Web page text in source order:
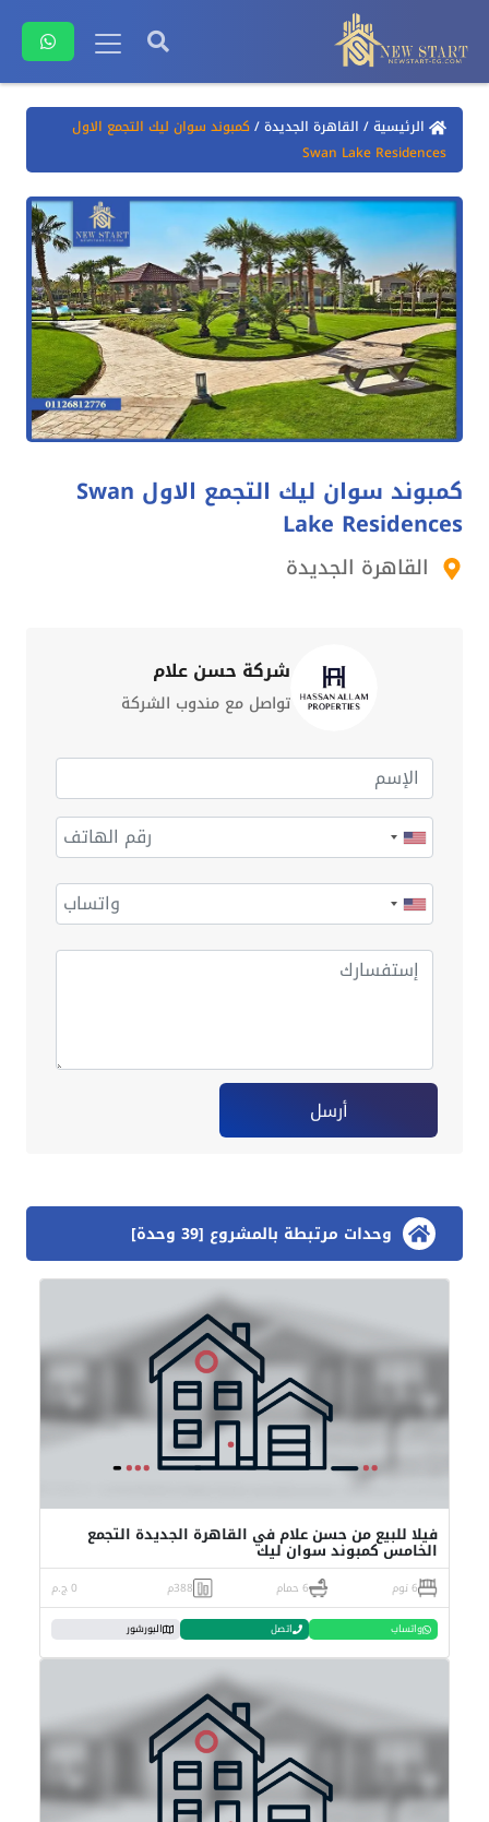
الرئيسية/ القاهرة الجديدة/كمبوند سوان ليك التجمع الاول
Swan Lake Residences
كمبوند سوان ليك التجمع الاول Swan
Lake Residences
القاهرة الجديدة
شركة حسن علام
تواصل مع مندوب الشركة
أرسل
وحدات مرتبطة بالمشروع [39 وحدة]
فيلا للبيع من حسن علام في القاهرة الجديدة التجمع
الخامس كمبوند سوان ليك
6 نوم 6 حمام 388م 0 ج.م
واتساب اتصل البورشور